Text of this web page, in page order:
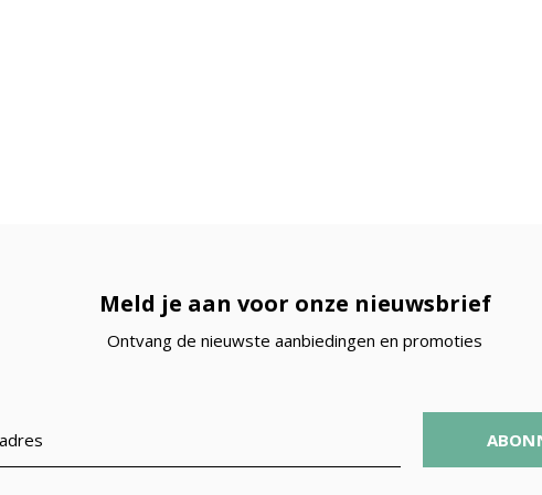
Meld je aan voor onze nieuwsbrief
Ontvang de nieuwste aanbiedingen en promoties